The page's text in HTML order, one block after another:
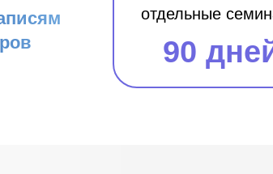
отдельные
90